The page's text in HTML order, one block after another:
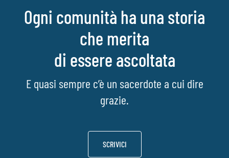
Ogni comunità ha una storia
che merita
di essere ascoltata
E quasi sempre c’è un sacerdote a cui dire
grazie.
SCRIVICI